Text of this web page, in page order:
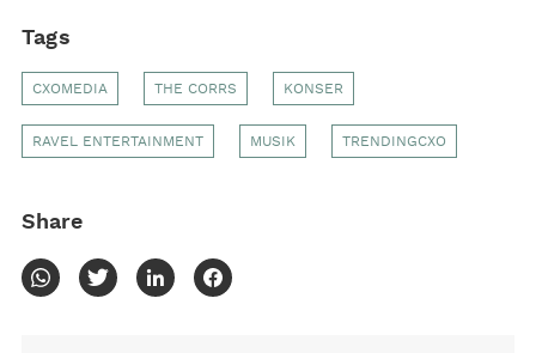
Tags
CXOMEDIA THE CORRS KONSER
RAVEL ENTERTAINMENT MUSIK TRENDINGCXO
Share